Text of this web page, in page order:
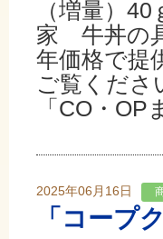
（増量）
家 牛丼の
年価格で提
ご覧くだ
「CO・
2025年06月16日
「コープ